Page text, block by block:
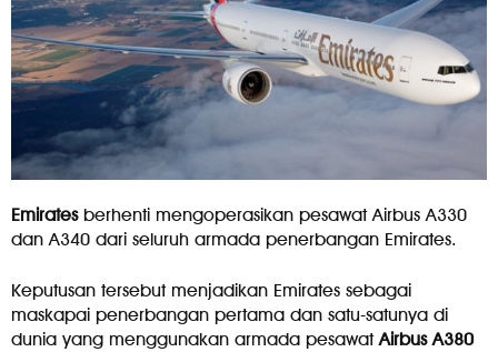
Emiratesberhenti mengoperasikan pesawat Airbus A330
dan A340 dari seluruh armada penerbangan Emirates.
Keputusan tersebut menjadikan Emirates sebagai
maskapai penerbangan pertama dan satu-satunya di
dunia yang menggunakan armada pesawatAirbus A380